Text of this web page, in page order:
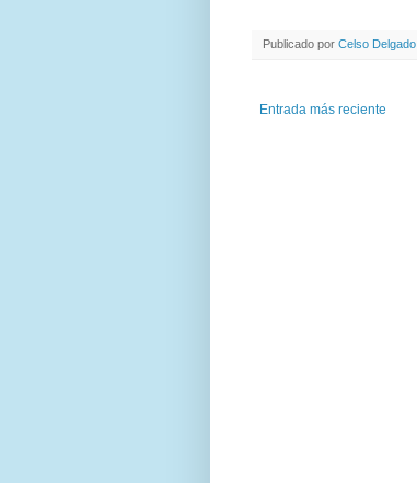
Publicado por Celso Delgado
Entrada más reciente